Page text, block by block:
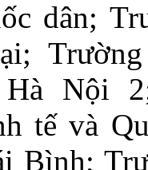
dân;
Nội
tế và
Bình;